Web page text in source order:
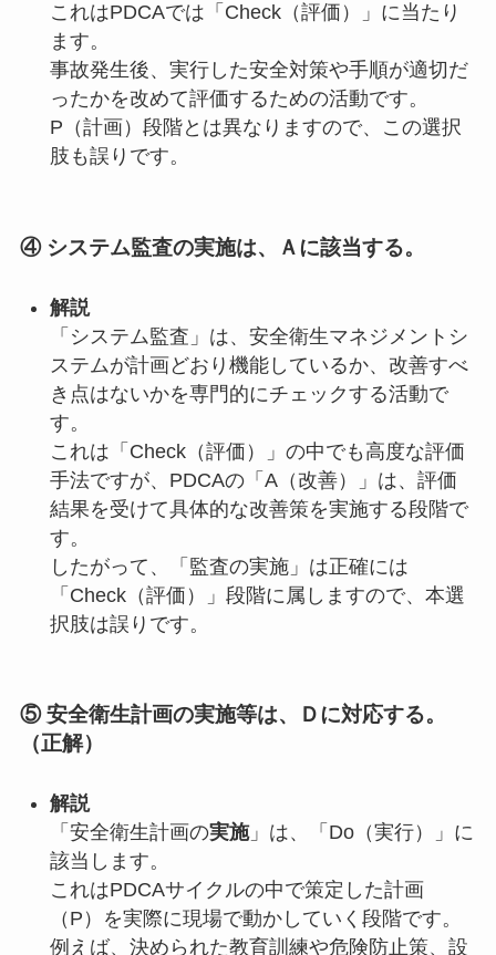
これはPDCAでは「Check（評価）」に当たり
ます。
事故発生後、実行した安全対策や手順が適切だ
ったかを改めて評価するための活動です。
P（計画）段階とは異なりますので、この選択
肢も誤りです。
④ システム監査の実施は、Ａに該当する。
解説
「システム監査」は、安全衛生マネジメントシ
ステムが計画どおり機能しているか、改善すべ
き点はないかを専門的にチェックする活動で
す。
これは「Check（評価）」の中でも高度な評価
手法ですが、PDCAの「A（改善）」は、評価
結果を受けて具体的な改善策を実施する段階で
す。
したがって、「監査の実施」は正確には
「Check（評価）」段階に属しますので、本選
択肢は誤りです。
⑤ 安全衛生計画の実施等は、Ｄに対応する。
（正解）
解説
「安全衛生計画の実施」は、「Do（実行）」に
該当します。
これはPDCAサイクルの中で策定した計画
（P）を実際に現場で動かしていく段階です。
例えば、決められた教育訓練や危険防止策、設